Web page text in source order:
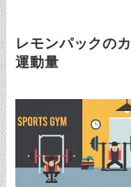
レモンパックの
運動量